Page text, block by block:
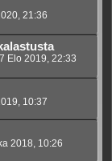
21:36
Elo 2019, 22:33
10:37
2018, 10:26